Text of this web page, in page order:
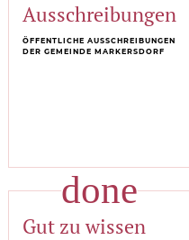
Ausschreibungen
ÖFFENTLICHE AUSSCHREIBUNGEN
DER GEMEINDE MARKERSDORF
done
Gut zu wissen